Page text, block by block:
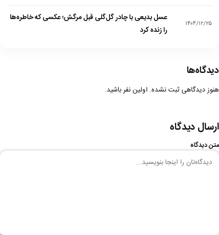
۱۴۰۴/۱۲/۲۵
عسل بدیعی با چادر گل‌گلی قبل مرگش؛ عکسی که خاطره‌ها
را زنده کرد
دیدگاه‌ها
هنوز دیدگاهی ثبت نشده. اولین نفر باشید.
ارسال دیدگاه
متن دیدگاه